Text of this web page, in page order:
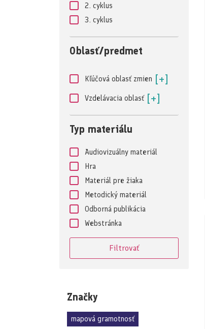
2. cyklus
3. cyklus
Oblasť/predmet
Kľúčová oblasť zmien [+]
Vzdelávacia oblasť [+]
Typ materiálu
Audiovizuálny materiál
Hra
Materiál pre žiaka
Metodický materiál
Odborná publikácia
Webstránka
Značky
mapová gramotnosť